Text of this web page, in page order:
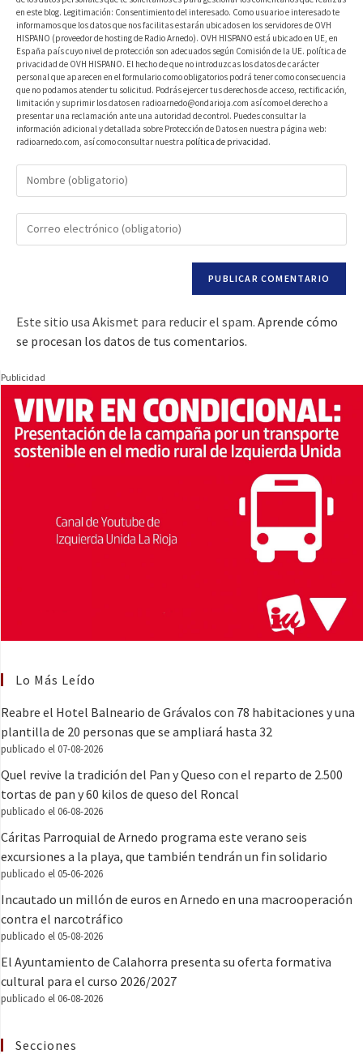
en este blog. Legitimación: Consentimiento del interesado. Como usuario e interesado te
informamos que los datos que nos facilitas estarán ubicados en los servidores de OVH
HISPANO (proveedor de hosting de Radio Arnedo). OVH HISPANO está ubicado en UE, en
España país cuyo nivel de protección son adecuados según Comisión de la UE. política de
privacidad de OVH HISPANO. El hecho de que no introduzcas los datos de carácter
personal que aparecen en el formulario como obligatorios podrá tener como consecuencia
que no podamos atender tu solicitud. Podrás ejercer tus derechos de acceso, rectificación,
limitación y suprimir los datos en radioarnedo@ondarioja.com así como el derecho a
presentar una reclamación ante una autoridad de control. Puedes consultar la
información adicional y detallada sobre Protección de Datos en nuestra página web:
radioarnedo.com, así como consultar nuestra política de privacidad.
Este sitio usa Akismet para reducir el spam. Aprende cómo
se procesan los datos de tus comentarios.
Publicidad
Lo Más Leído
Reabre el Hotel Balneario de Grávalos con 78 habitaciones y una
plantilla de 20 personas que se ampliará hasta 32
publicado el 07-08-2026
Quel revive la tradición del Pan y Queso con el reparto de 2.500
tortas de pan y 60 kilos de queso del Roncal
publicado el 06-08-2026
Cáritas Parroquial de Arnedo programa este verano seis
excursiones a la playa, que también tendrán un fin solidario
publicado el 05-06-2026
Incautado un millón de euros en Arnedo en una macrooperación
contra el narcotráfico
publicado el 05-08-2026
El Ayuntamiento de Calahorra presenta su oferta formativa
cultural para el curso 2026/2027
publicado el 06-08-2026
Secciones